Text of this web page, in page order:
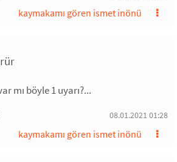
kaymakamı gören ismet inönü
mı böyle 1 uyarı?...
08.01.2021 01:28
kaymakamı gören ismet inönü